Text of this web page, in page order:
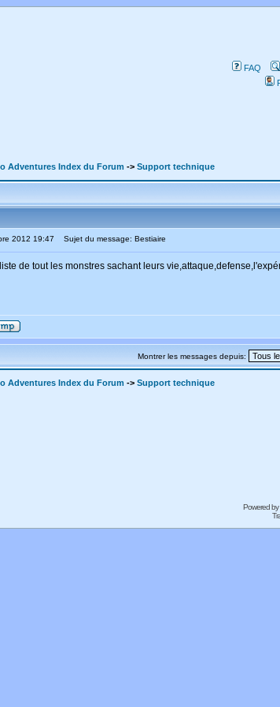
FAQ
Adventures Index du Forum -> Support technique
2012 19:47 Sujet du message: Bestiaire
de tout les monstres sachant leurs
Montrer les messages depuis:
Adventures Index du Forum -> Support technique
Powered by